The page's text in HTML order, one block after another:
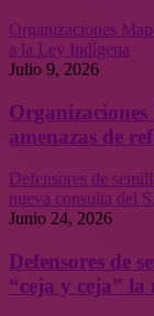
Organizaciones
a la Ley Indígena
Julio 9, 2026
amenazas de
Defensores de
nueva consulta del
Junio 24, 2026
Defensores de
“ceja y ceja”